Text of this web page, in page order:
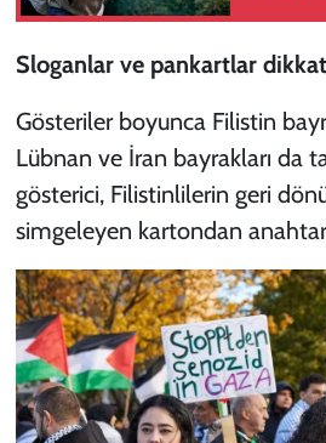
Sloganlar ve pankartlar
Gösteriler boyunca Filistin
Lübnan ve İran bayrakları da
gösterici, Filistinlilerin geri
simgeleyen kartondan